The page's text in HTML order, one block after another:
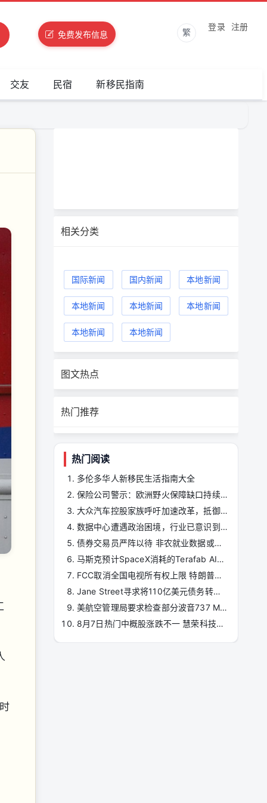
免费发布信息 繁
登录 注册
交友 民宿 新移民指南
相关分类
国际新闻 国内新闻 本地新闻
本地新闻 本地新闻 本地新闻
本地新闻 本地新闻
图文热点
热门推荐
热门阅读
多伦多华人新移民生活指南大全
保险公司警示：欧洲野火保障缺口持续扩大
大众汽车控股家族呼吁加速改革，抵御中国车企竞争
数据中心遭遇政治困境，行业已意识到叙事失守
债券交易员严阵以待 非农就业数据或左右美联储9月加息前景
马斯克预计SpaceX消耗的Terafab AI算力将是特斯拉三倍
FCC取消全国电视所有权上限 特朗普阵营广播公司迎重大利好
Jane Street寻求将110亿美元债务转为私募信贷
美航空管理局要求检查部分波音737 Max飞机是否存在部件裂纹
8月7日热门中概股涨跌不一 慧荣科技涨8.42%，富途控股跌5.17%